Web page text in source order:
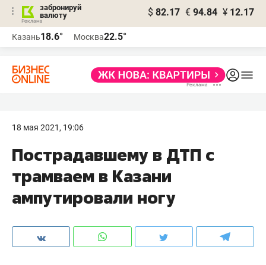
забронируй
валюту
$ 82.17 € 94.84 ¥ 12.17
Казань18.6° Москва22.5°
18 мая 2021, 19:06
Пострадавшему в ДТП с
трамваем в Казани
ампутировали ногу